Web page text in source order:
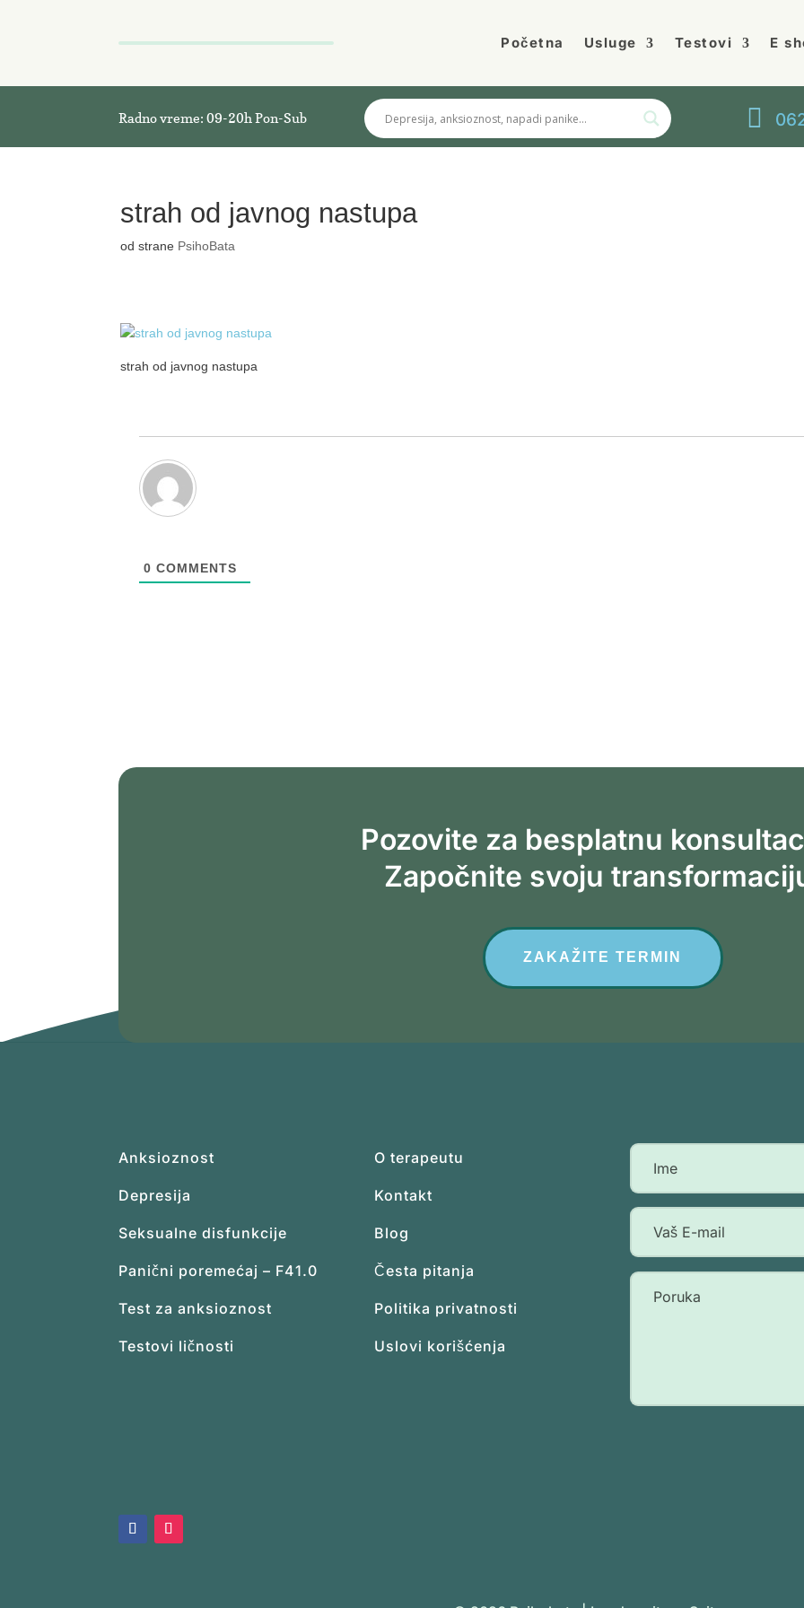
Početna Usluge Testovi E
Radno vreme: 09-20h Pon-Sub 
strah od javnog nastupa
od strane PsihoBata
strah od javnog nastupa
0 COMMENTS
Pozovite za besplatnu
Započnite svoju
ZAKAŽITE TERMIN
Anksioznost
Depresija
Seksualne disfunkcije
Panični poremećaj – F41.0
Test za anksioznost
Testovi ličnosti
O terapeutu
Kontakt
Blog
Česta pitanja
Politika privatnosti
Uslovi korišćenja